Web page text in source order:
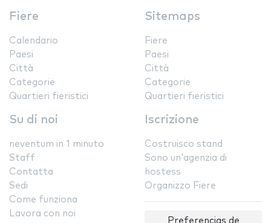
Fiere
Calendario
Paesi
Città
Categorie
Quartieri fieristici
Sitemaps
Fiere
Paesi
Città
Categorie
Quartieri fieristici
Su di noi
neventum in 1 minuto
Staff
Contatta
Sedi
Come funziona
Lavora con noi
Iscrizione
Costruisco stand
Sono un'agenzia di
hostess
Organizzo Fiere
Preferencias de